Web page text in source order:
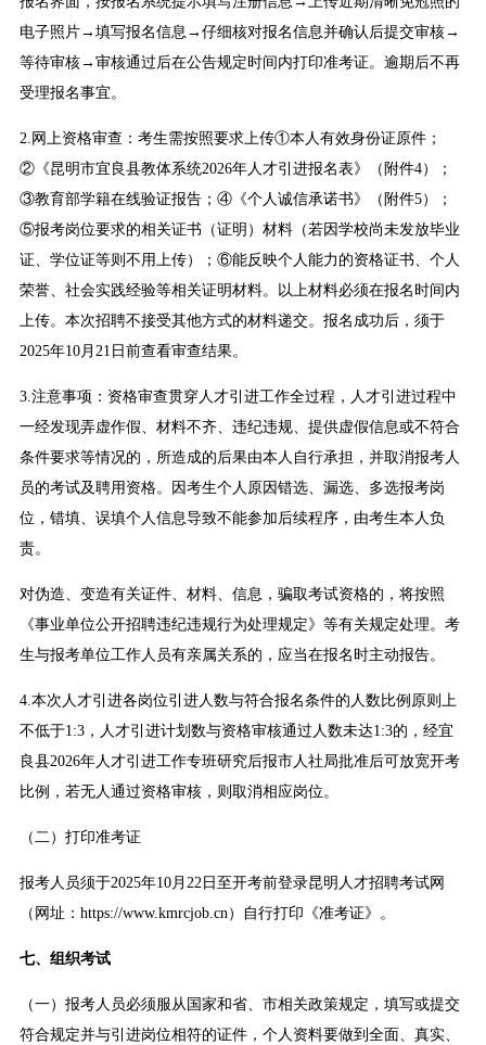
电子照片→填写报名信息→仔细核对报名信息并确认后提交审核→
等待审核→审核通过后在公告规定时间内打印准考证。逾期后不再
受理报名事宜。
2.网上资格审查：考生需按照要求上传①本人有效身份证原件；
②《昆明市宜良县教体系统2026年人才引进报名表》（附件4）；
③教育部学籍在线验证报告；④《个人诚信承诺书》（附件5）；
⑤报考岗位要求的相关证书（证明）材料（若因学校尚未发放毕业
证、学位证等则不用上传）；⑥能反映个人能力的资格证书、个人
荣誉、社会实践经验等相关证明材料。以上材料必须在报名时间内
上传。本次招聘不接受其他方式的材料递交。报名成功后，须于
2025年10月21日前查看审查结果。
3.注意事项：资格审查贯穿人才引进工作全过程，人才引进过程中
一经发现弄虚作假、材料不齐、违纪违规、提供虚假信息或不符合
条件要求等情况的，所造成的后果由本人自行承担，并取消报考人
员的考试及聘用资格。因考生个人原因错选、漏选、多选报考岗
位，错填、误填个人信息导致不能参加后续程序，由考生本人负
责。
对伪造、变造有关证件、材料、信息，骗取考试资格的，将按照
《事业单位公开招聘违纪违规行为处理规定》等有关规定处理。考
生与报考单位工作人员有亲属关系的，应当在报名时主动报告。
4.本次人才引进各岗位引进人数与符合报名条件的人数比例原则上
不低于1:3，人才引进计划数与资格审核通过人数未达1:3的，经宜
良县2026年人才引进工作专班研究后报市人社局批准后可放宽开考
比例，若无人通过资格审核，则取消相应岗位。
（二）打印准考证
报考人员须于2025年10月22日至开考前登录昆明人才招聘考试网
（网址：https://www.kmrcjob.cn）自行打印《准考证》。
七、组织考试
（一）报考人员必须服从国家和省、市相关政策规定，填写或提交
符合规定并与引进岗位相符的证件，个人资料要做到全面、真实、